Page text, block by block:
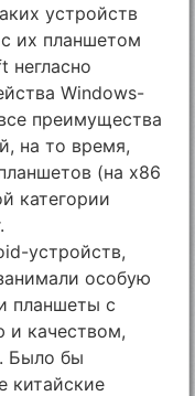
устройств
их планшетом
негласно
Windows-
преимущества
на то время,
(на x86
категории
устройств,
особую
планшеты с
и качеством,
Было бы
китайские